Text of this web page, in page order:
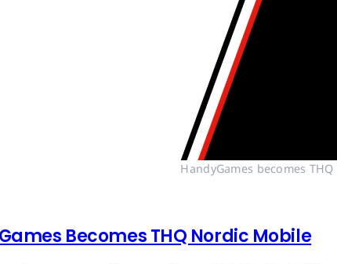
HandyGames becomes
Becomes THQ Nordic Mobile